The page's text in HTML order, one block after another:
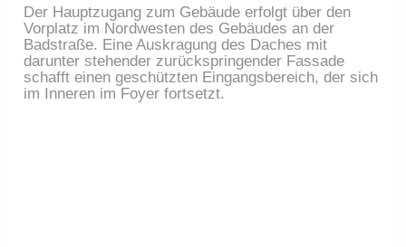
Der Hauptzugang zum Gebäude erfolgt über den
Vorplatz im Nordwesten des Gebäudes an der
Badstraße. Eine Auskragung des Daches mit
darunter stehender zurückspringender Fassade
schafft einen geschützten Eingangsbereich, der sich
im Inneren im Foyer fortsetzt.